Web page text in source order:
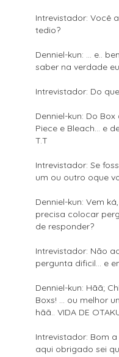
Intrevistador: Você
tedio?
Denniel-kun: ... e..
saber na verdade
Intrevistador: Do
Denniel-kun: Do
Piece e Bleach... e
T.T
Intrevistador: Se
um ou outro oque
Denniel-kun: Vem
precisa colocar
de responder?
Intrevistador: Não
pergunta dificil... e
Denniel-kun: Hãã;
Boxs! ... ou melhor
hãã.. VIDA DE
Intrevistador: Bom
aqui obrigado sei